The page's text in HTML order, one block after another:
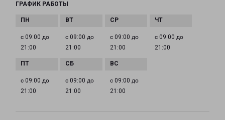
ГРАФИК РАБОТЫ
с 09:00 до
21:00
с 09:00 до
21:00
с 09:00 до
21:00
с 09:00 до
21:00
с 09:00 до
21:00
с 09:00 до
21:00
с 09:00 до
21:00